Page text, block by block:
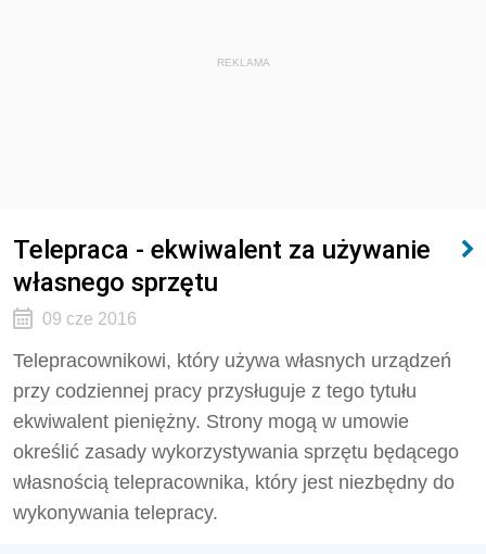
REKLAMA
Telepraca - ekwiwalent za używanie
własnego sprzętu
09 cze 2016
Telepracownikowi, który używa własnych urządzeń
przy codziennej pracy przysługuje z tego tytułu
ekwiwalent pieniężny. Strony mogą w umowie
określić zasady wykorzystywania sprzętu będącego
własnością telepracownika, który jest niezbędny do
wykonywania telepracy.